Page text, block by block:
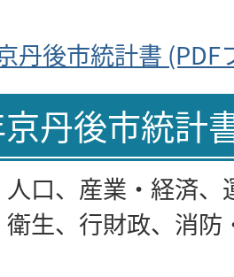
丹後市統計書 (PDF
丹後市統計
口、産業・経済
生、行財政、消防